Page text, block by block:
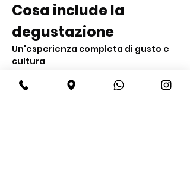
Cosa include la
degustazione
Un'esperienza completa di gusto e
cultura
Degustazione di
piemontesi